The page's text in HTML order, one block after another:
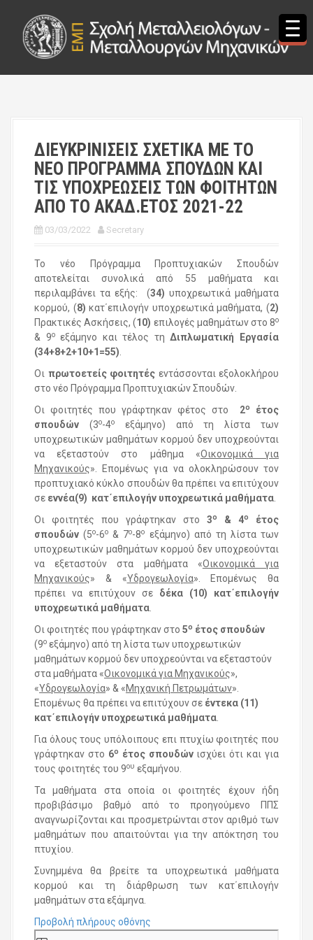
ΔΙΕΥΚΡΙΝΙΣΕΙΣ ΣΧΕΤΙΚΑ ΜΕ ΤΟ
ΝΕΟ ΠΡΟΓΡΑΜΜΑ ΣΠΟΥΔΩΝ ΚΑΙ
ΤΙΣ ΥΠΟΧΡΕΩΣΕΙΣ ΤΩΝ ΦΟΙΤΗΤΩΝ
ΑΠΟ ΤΟ ΑΚΑΔ.ΕΤΟΣ 2021-22
03/03/2022 Secretary
Το νέο Πρόγραμμα Προπτυχιακών Σπουδών
αποτελείται συνολικά από 55 μαθήματα και
περιλαμβάνει τα εξής: (34) υποχρεωτικά μαθήματα
κορμού, (8) κατ΄επιλογήν υποχρεωτικά μαθήματα, (2)
Πρακτικές Ασκήσεις, (10) επιλογές μαθημάτων στο 8ο
& 9οεξάμηνο και τέλος τη Διπλωματική Εργασία
(34+8+2+10+1=55)
Οι πρωτοετείς φοιτητές εντάσσονται εξολοκλήρου
στο νέο Πρόγραμμα Προπτυχιακών Σπουδών.
Οι φοιτητές που γράφτηκαν φέτος στο 2ο
έτος
σπουδών (3ο-4οεξάμηνο) από τη λίστα των
υποχρεωτικών μαθημάτων κορμού δεν υποχρεούνται
να εξεταστούν στο μάθημα «Οικονομικά για
Μηχανικούς». Επομένως για να ολοκληρώσουν τον
προπτυχιακό κύκλο σπουδών θα πρέπει να επιτύχουν
σε εννέα(9) κατ΄επιλογήν υποχρεωτικά μαθήματα
Οι φοιτητές που γράφτηκαν στο 3ο & 4ο
έτος
σπουδών (5ο-6ο & 7ο-8ο εξάμηνο) από τη λίστα των
υποχρεωτικών μαθημάτων κορμού δεν υποχρεούνται
να εξεταστούν στα μαθήματα «Οικονομικά για
Μηχανικούς» & «Υδρογεωλογία». Επομένως θα
πρέπει να επιτύχουν σε δέκα (10) κατ΄επιλογήν
υποχρεωτικά μαθήματα
Οι φοιτητές που γράφτηκαν στο 5ο έτος σπουδών
(9ο εξάμηνο) από τη λίστα των υποχρεωτικών
μαθημάτων κορμού δεν υποχρεούνται να εξεταστούν
στα μαθήματα «Οικονομικά για Μηχανικούς»,
«Υδρογεωλογία» & «Μηχανική Πετρωμάτων».
Επομένως θα πρέπει να επιτύχουν σε έντεκα (11)
κατ΄επιλογήν υποχρεωτικά μαθήματα
Για όλους τους υπόλοιπους επι πτυχίω φοιτητές που
γράφτηκαν στο 6ο έτος σπουδώνισχύει ότι και για
τους φοιτητές του 9ου εξαμήνου.
Τα μαθήματα στα οποία οι φοιτητές έχουν ήδη
προβιβάσιμο βαθμό από το προηγούμενο ΠΠΣ
αναγνωρίζονται και προσμετρώνται στον αριθμό των
μαθημάτων που απαιτούνται για την απόκτηση του
πτυχίου.
Συνημμένα θα βρείτε τα υποχρεωτικά μαθήματα
κορμού και τη διάρθρωση των κατ΄επιλογήν
μαθημάτων στα εξάμηνα.
Προβολή πλήρους οθόνης
S